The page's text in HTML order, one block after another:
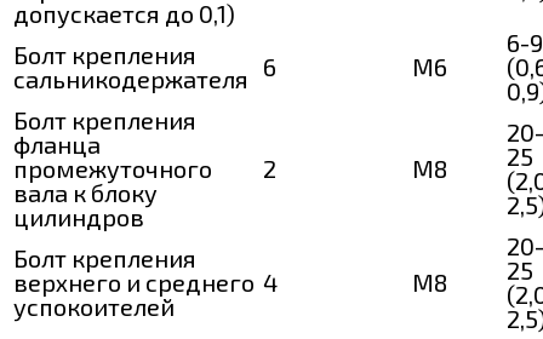
допускается до 0,1)
Болт крепления
сальникодержателя
6 M6
6-9
Болт крепления
фланца
промежуточного
вала к блоку
цилиндров
2 M8
20-
25
Болт крепления
верхнего и среднего
успокоителей
4 M8
20-
25